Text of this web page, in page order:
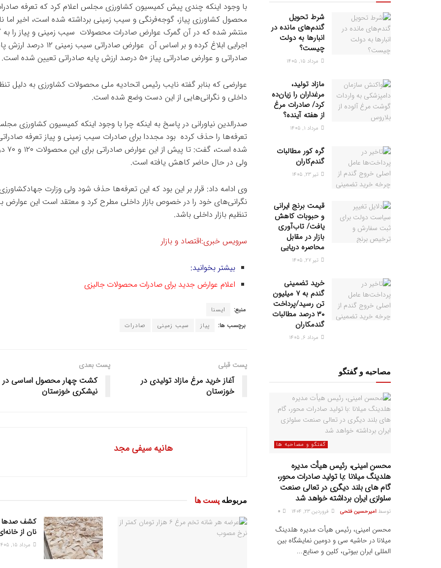
با وجود اینکه چندی پیش کمیسیون کشاورزی مجلس اعلام کرد که تعرفه‌
محصول کشاورزی پیاز، گوجه‌فرنگی و سیب زمینی برداشته شده است، اخیر اما
منتشر شده که در آن گمرک عوارض صادرات محصولات سیب زمینی و پیاز را به
اجرایی ابلاغ کرده و بر اساس آن عوارض صادراتی سیب زمینی ۱۲
صادراتی و عوارض صادراتی پیاز ۵۰ درصد ارزش پایه صادراتی تعیین شده است.
عوارضی که بنابر گفته نایب رئیس اتحادیه ملی محصولات کشاورزی به دلیل
داخلی و نگرانی‌هایی از این دست وضع شده است.
صدرالدین نیاورانی در پاسخ به اینکه چرا با وجود اینکه کمیسیون کشاورزی
تعرفه‌ها را حذف کرده بود مجددا برای صادرات سیب زمینی و پیاز تعرفه
شده
ولی در حال حاضر کاهش یافته است.
وی ادامه داد: قرار بر این بود که این تعرفه‌ها حذف شود ولی وزارت
نگرانی‌های خود را در خصوص بازار داخلی مطرح کرد و معتقد است این عوارض
تنظیم بازار داخلی باشد.
سرویس خبری:اقتصاد و بازار
بیشتر بخوانید:
اعلام عوارض جدید برای صادرات محصولات جالیزی
منبع:
ایسنا
برچسب ها:
پیاز سیب زمینی صادرات
پست قبلی
آغاز خرید مرغ مازاد تولیدی در
خوزستان
پست بعدی
کشت چهار محصول اساسی در
نیشکری خوزستان
هانیه سیفی مجد
مربوطه پست ها
کشف
نان از
مرداد ۱۵, ۱۴۰۵
شرط تحویل
گندم‌های مانده در
انبار‌ها به دولت
چیست؟
مرداد ۱۵, ۱۴۰۵
مازاد تولید،
مرغداران را زیان‌ده
کرد/ صادرات مرغ
از هفته آینده؟
مرداد ۱, ۱۴۰۵
گره کور مطالبات
گندم‌کاران
تیر ۲۳, ۱۴۰۵
قیمت برنج ایرانی
و حبوبات کاهش
یافت/ تاب‌آوری
بازار در مقابل
محاصره دریایی
تیر ۲۷, ۱۴۰۵
خرید تضمینی
گندم به ۷ میلیون
تن رسید/پرداخت
۳۰ درصد مطالبات
گندمکاران
مرداد ۶, ۱۴۰۵
مصاحبه و گفتگو
گفتگو و مصاحبه ها
محسن امینی، رئیس هیأت مدیره
هلدینگ میلانا :با تولید صادرات محور،
گام های بلند دیگری در تعالی صنعت
سلولزی ایران برداشته خواهد شد
توسط امیرحسین فتحی فروردین ۲۳, ۱۴۰۴
محسن امینی، رئیس هیأت مدیره هلدینگ
میلانا در حاشیه سی و دومین نمایشگاه بین
المللی ایران بیوتی، کلین و صنایع...